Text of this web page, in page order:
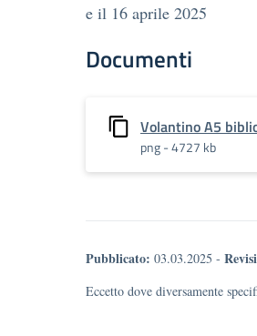
e il 16 aprile 2025
Documenti
Volantino A5
png - 4727 kb
Pubblicato: 03.03.2025 -
Eccetto dove diversamente